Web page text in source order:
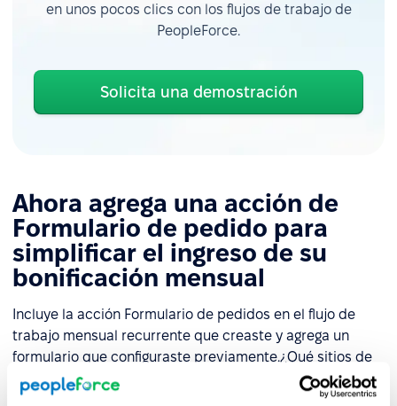
en unos pocos clics con los flujos de trabajo de
PeopleForce.
Solicita una demostración
Ahora agrega una acción de
Formulario de pedido para
simplificar el ingreso de su
bonificación mensual
Incluye la acción Formulario de pedidos en el flujo de
trabajo mensual recurrente que creaste y agrega un
formulario que configuraste previamente.¿Qué sitios de
empleo están disponibles ahora para realizar
publicaciones múltiples en la plataforma?